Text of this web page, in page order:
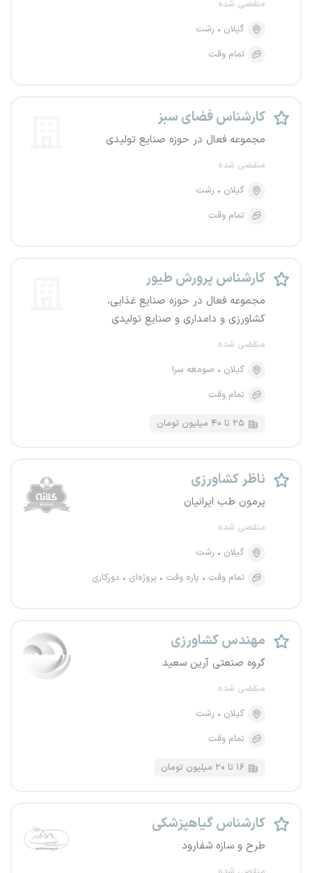
منقضی شده
گیلان
رشت
تمام وقت
کارشناس فضای سبز
مجموعه فعال در حوزه صنایع تولیدی
منقضی شده
گیلان
رشت
تمام وقت
کارشناس پرورش طیور
مجموعه فعال در حوزه صنایع غذایی،
کشاورزی و دامداری و صنایع تولیدی
منقضی شده
گیلان
صومعه سرا
تمام وقت
۲۵ تا ۴۰ میلیون تومان
ناظر کشاورزی
پرمون طب ایرانیان
منقضی شده
گیلان
رشت
تمام وقت
پاره وقت پروژه‌ای دورکاری
مهندس کشاورزی
گروه صنعتی آرین سعید
منقضی شده
گیلان
رشت
تمام وقت
۱۶ تا ۲۰ میلیون تومان
کارشناس گیاهپزشکی
طرح و سازه شفارود